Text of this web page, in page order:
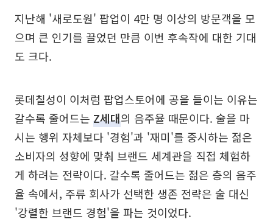
지난해 '새로도원' 팝업이 4만 명 이상의 방문객을 모
으며 큰 인기를 끌었던 만큼 이번 후속작에 대한 기대
도 크다.
롯데칠성이 이처럼 팝업스토어에 공을 들이는 이유는
갈수록 줄어드는 Z세대의 음주율 때문이다. 술을 마
시는 행위 자체보다 '경험'과 '재미'를 중시하는 젊은
소비자의 성향에 맞춰 브랜드 세계관을 직접 체험하
게 하려는 전략이다. 갈수록 줄어드는 젊은 층의 음주
율 속에서, 주류 회사가 선택한 생존 전략은 술 대신
'강렬한 브랜드 경험'을 파는 것이었다.